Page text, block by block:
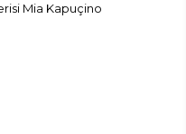
Mia Kapuçino